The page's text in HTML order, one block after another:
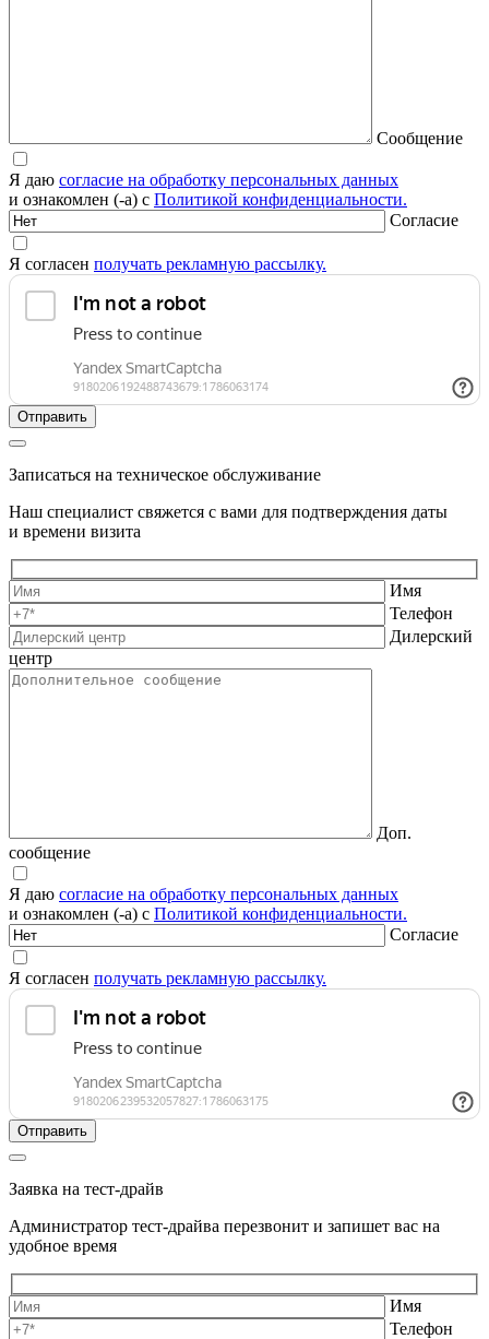
Сообщение
Я даю согласие на обработку персональных данных
и ознакомлен (-а) с Политикой конфиденциальности.
Согласие
Я согласен получать рекламную рассылку.
Записаться на техническое обслуживание
Наш специалист свяжется с вами для подтверждения даты
и времени визита
Имя
Телефон
Дилерский
центр
Доп.
сообщение
Я даю согласие на обработку персональных данных
и ознакомлен (-а) с Политикой конфиденциальности.
Согласие
Я согласен получать рекламную рассылку.
Заявка на тест-драйв
Администратор тест-драйва перезвонит и запишет вас на
удобное время
Имя
Телефон